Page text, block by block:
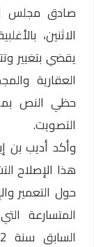
صادق مجلس
العقارية
التصويت.
وأكد أديب بن
هذا الإصلاح
حول التعمير
المتسارعة